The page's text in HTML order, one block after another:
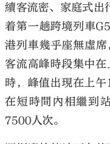
續客流密、家庭式出
着第一趟跨境列車
港列車幾乎座無虛
客流高峰時段集中
時，峰值出現在上
在短時間內相繼到
7500人次。